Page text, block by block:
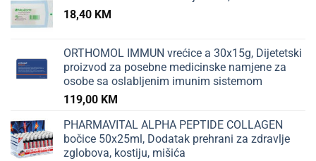
18,40 KM
ORTHOMOL IMMUN vrećice a 30x15g, Dijetetski
proizvod za posebne medicinske namjene za
osobe sa oslabljenim imunim sistemom
119,00 KM
PHARMAVITAL ALPHA PEPTIDE COLLAGEN
bočice 50x25ml, Dodatak prehrani za zdravlje
zglobova, kostiju, mišića